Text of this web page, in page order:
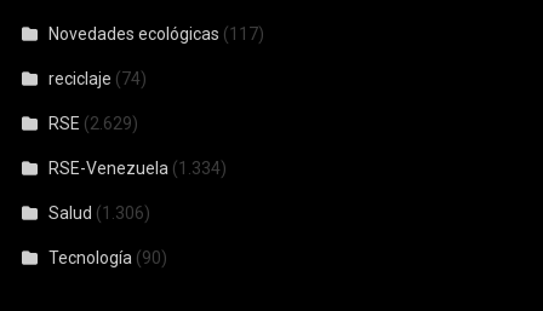
Novedades ecológicas (117)
reciclaje (74)
RSE (2.629)
RSE-Venezuela (1.334)
Salud (1.306)
Tecnología (90)